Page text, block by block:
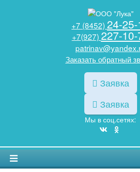
+7 (8452) 24-
+7(927) 227-
Заказать обратный
Заявка
Заявка
Мы в соц.сетях: